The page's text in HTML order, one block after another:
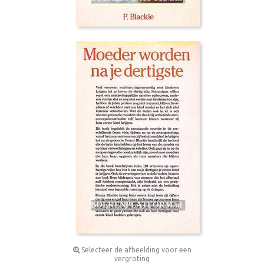
Selecteer de afbeelding voor een
vergroting